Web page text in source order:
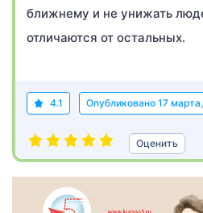
ближнему и не унижать
отличаются от остальных.
4.1 Опубликовано 17
Оценить